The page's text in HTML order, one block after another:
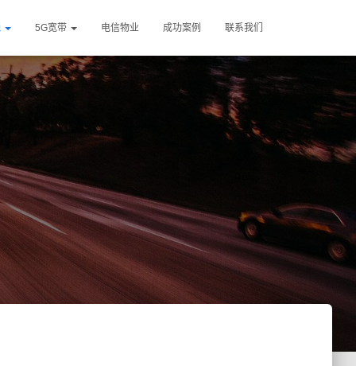
5G宽带 电信物业 成功案例 联系我们